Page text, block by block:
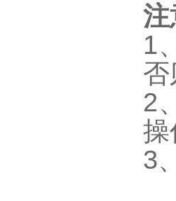
注
1
2
操
3